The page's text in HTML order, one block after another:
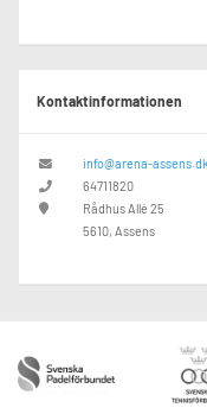
Kontaktinformationen
info@arena-assens.dk
64711820
Rådhus Allé 25
5610, Assens